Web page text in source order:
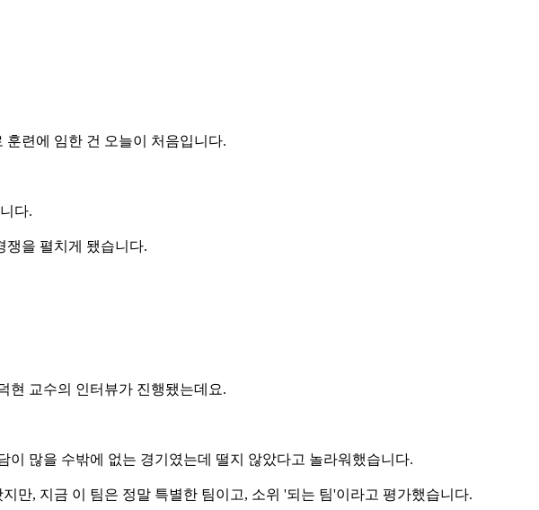
련에 임한 건 오늘이 처음입니다.
다.
쟁을 펼치게 됐습니다.
현 교수의 인터뷰가 진행됐는데요.
많을 수밖에 없는 경기였는데 떨지 않았다고 놀라워했습니다.
만, 지금 이 팀은 정말 특별한 팀이고, 소위 '되는 팀'이라고 평가했습니다.